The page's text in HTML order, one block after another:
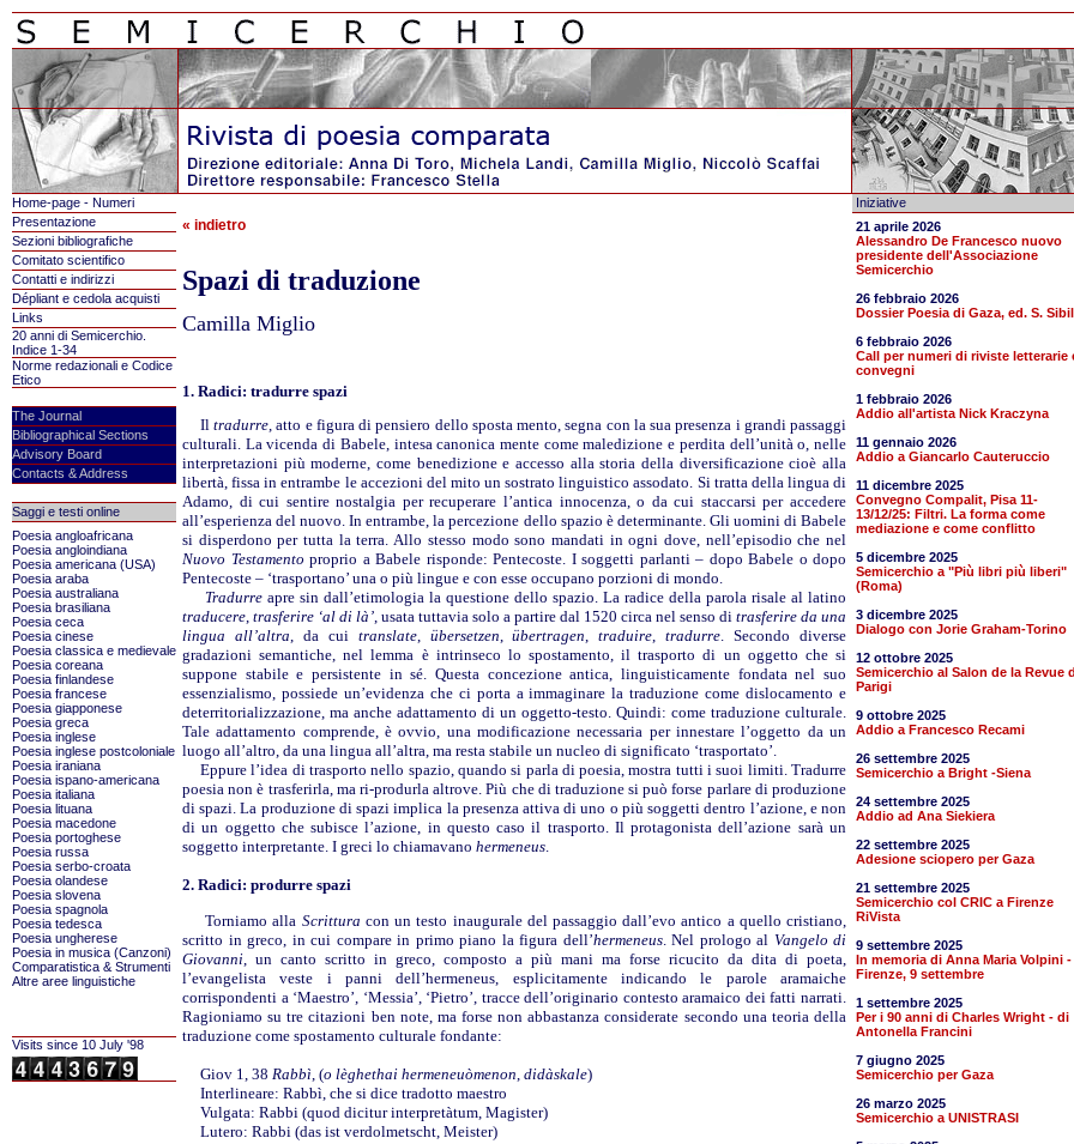
Home-page - Numeri
Presentazione
Sezioni bibliografiche
Comitato scientifico
Contatti e indirizzi
Dépliant e cedola acquisti
Links
20 anni di Semicerchio.
Indice 1-34
Norme redazionali e Codice
Etico
The Journal
Bibliographical Sections
Advisory Board
Contacts & Address
Saggi e testi online
Poesia angloafricana
Poesia angloindiana
Poesia americana (USA)
Poesia araba
Poesia australiana
Poesia brasiliana
Poesia ceca
Poesia cinese
Poesia classica e medievale
Poesia coreana
Poesia finlandese
Poesia francese
Poesia giapponese
Poesia greca
Poesia inglese
Poesia inglese postcoloniale
Poesia iraniana
Poesia ispano-americana
Poesia italiana
Poesia lituana
Poesia macedone
Poesia portoghese
Poesia russa
Poesia serbo-croata
Poesia olandese
Poesia slovena
Poesia spagnola
Poesia tedesca
Poesia ungherese
Poesia in musica (Canzoni)
Comparatistica & Strumenti
Altre aree linguistiche
Visits since 10 July '98
« indietro
Spazi di traduzione
Camilla Miglio
1. Radici: tradurre spazi
Iltradurre, atto e figura di pensiero dello sposta mento, segna con la sua presenza i grandi passaggi
culturali. La vicenda di Babele, intesa canonica mente come maledizione e perdita dell’unità o, nelle
interpretazioni più moderne, come benedizione e accesso alla storia della diversificazione cioè alla
libertà, fissa in entrambe le accezioni del mito un sostrato linguistico assodato. Si tratta della lingua di
Adamo, di cui sentire nostalgia per recuperare l’antica innocenza, o da cui staccarsi per accedere
all’esperienza del nuovo. In entrambe, la percezione dello spazio è determinante. Gli uomini di Babele
si disperdono per tutta la terra. Allo stesso modo sono mandati in ogni dove, nell’episodio che nel
Nuovo Testamento proprio a Babele risponde: Pentecoste. I soggetti parlanti – dopo Babele o dopo
Pentecoste – ‘trasportano’ una o più lingue e con esse occupano porzioni di mondo.
Tradurre apre sin dall’etimologia la questione dello spazio. La radice della parola risale al latino
traducere, trasferire ‘al di là’, usata tuttavia solo a partire dal 1520 circa nel senso di trasferire da una
lingua all’altra, da cui translate, übersetzen,übertragen,traduire,tradurre. Secondo diverse
gradazioni semantiche, nel lemma è intrinseco lo spostamento, il trasporto di un oggetto che si
suppone stabile e persistente in sé. Questa concezione antica, linguisticamente fondata nel suo
essenzialismo, possiede un’evidenza che ci porta a immaginare la traduzione come dislocamento e
deterritorializzazione, ma anche adattamento di un oggetto-testo. Quindi: come traduzione culturale.
Tale adattamento comprende, è ovvio, una modificazione necessaria per innestare l’oggetto da un
luogo all’altro, da una lingua all’altra, ma resta stabile un nucleo di significato ‘trasportato’.
Eppure l’idea di trasporto nello spazio, quando si parla di poesia, mostra tutti i suoi limiti. Tradurre
poesia non è trasferirla, ma ri-produrla altrove. Più che di traduzione si può forse parlare di produzione
di spazi. La produzione di spazi implica la presenza attiva di uno o più soggetti dentro l’azione, e non
di un oggetto che subisce l’azione, in questo caso il trasporto. Il protagonista dell’azione sarà un
soggetto interpretante. I greci lo chiamavano hermeneus.
2. Radici: produrre spazi
Torniamo alla Scrittura con un testo inaugurale del passaggio dall’evo antico a quello cristiano,
scritto in greco, in cui compare in primo piano la figura dell’hermeneus. Nel prologo al Vangelo di
Giovanni, un canto scritto in greco, composto a più mani ma forse ricucito da dita di poeta,
l’evangelista veste i panni dell’hermeneus, esplicitamente indicando le parole aramaiche
corrispondenti a ‘Maestro’, ‘Messia’, ‘Pietro’, tracce dell’originario contesto aramaico dei fatti narrati.
Ragioniamo su tre citazioni ben note, ma forse non abbastanza considerate secondo una teoria della
traduzione come spostamento culturale fondante:
Giov 1, 38 Rabbì, (o lèghethai hermeneuòmenon, didàskale)
Interlineare: Rabbì, che si dice tradotto maestro
Vulgata: Rabbi (quod dicitur interpretàtum, Magister)
Lutero: Rabbi (das ist verdolmetscht, Meister)
Iniziative
21 aprile 2026
Alessandro De Francesco nuovo
presidente dell'Associazione
Semicerchio
26 febbraio 2026
Dossier Poesia di Gaza, ed. S.
6 febbraio 2026
Call per numeri di riviste letterarie
convegni
1 febbraio 2026
Addio all'artista Nick Kraczyna
11 gennaio 2026
Addio a Giancarlo Cauteruccio
11 dicembre 2025
Convegno Compalit, Pisa 11-
13/12/25: Filtri. La forma come
mediazione e come conflitto
5 dicembre 2025
Semicerchio a "Più libri più liberi"
(Roma)
3 dicembre 2025
Dialogo con Jorie Graham-Torino
12 ottobre 2025
Semicerchio al Salon de la Revue
Parigi
9 ottobre 2025
Addio a Francesco Recami
26 settembre 2025
Semicerchio a Bright -Siena
24 settembre 2025
Addio ad Ana Siekiera
22 settembre 2025
Adesione sciopero per Gaza
21 settembre 2025
Semicerchio col CRIC a Firenze
RiVista
9 settembre 2025
In memoria di Anna Maria Volpini -
Firenze, 9 settembre
1 settembre 2025
Per i 90 anni di Charles Wright - di
Antonella Francini
7 giugno 2025
Semicerchio per Gaza
26 marzo 2025
Semicerchio a UNISTRASI